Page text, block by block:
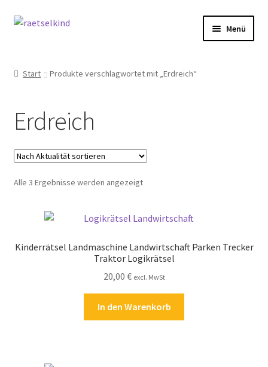
Zur
Zum
Menü
Cookie-Richtlinie (EU)
Datenschutzbelehrung
Echtheit von Bewertungen
Impressum
Start Produkte verschlagwortet mit „Erdreich“
Erdreich
Alle 3 Ergebnisse werden angezeigtNach
Kinderrätsel Landmaschine Landwirtschaft Parken Trecker
Traktor Logikrätsel
20,00 € excl. MwSt
In den Warenkorb